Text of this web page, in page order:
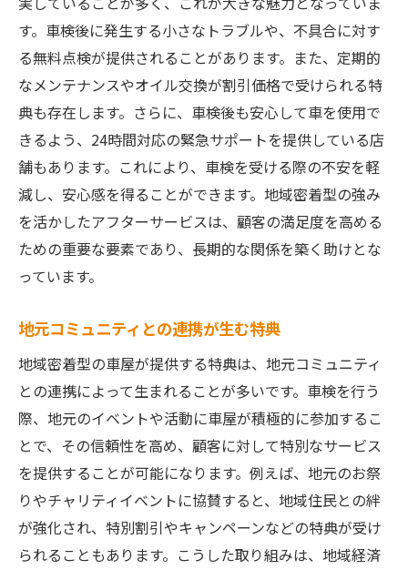
す。車検後に発生する小さなトラブルや、不具合に対す
る無料点検が提供されることがあります。また、定期的
なメンテナンスやオイル交換が割引価格で受けられる特
典も存在します。さらに、車検後も安心して車を使用で
きるよう、24時間対応の緊急サポートを提供している店
舗もあります。これにより、車検を受ける際の不安を軽
減し、安心感を得ることができます。地域密着型の強み
を活かしたアフターサービスは、顧客の満足度を高める
ための重要な要素であり、長期的な関係を築く助けとな
っています。
地元コミュニティとの連携が生む特典
地域密着型の車屋が提供する特典は、地元コミュニティ
との連携によって生まれることが多いです。車検を行う
際、地元のイベントや活動に車屋が積極的に参加するこ
とで、その信頼性を高め、顧客に対して特別なサービス
を提供することが可能になります。例えば、地元のお祭
りやチャリティイベントに協賛すると、地域住民との絆
が強化され、特別割引やキャンペーンなどの特典が受け
られることもあります。こうした取り組みは、地域経済